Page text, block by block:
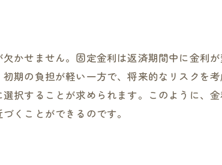
に優れた住宅とローンの相性
考慮した住宅ローンプラン
ーム化に適したローン選び
かせません。固定金利は返済期間中に金利
期の負担が軽い一方で、将来的なリスクを
択することが求められます。このように、
くことができるのです。